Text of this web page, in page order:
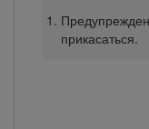
прикасаться.